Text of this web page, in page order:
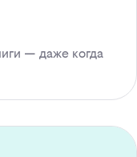
— даже когда